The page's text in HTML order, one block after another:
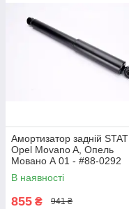
Амортизатор задній
Opel Movano A, Опель
Мовано А 01 - #88-0292
UANBSLE7
В наявності
855 ₴ 941 ₴